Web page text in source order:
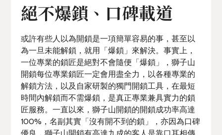
絕不爆鎖、口碑載道
或許有些人以為開鎖是一項簡單容易的事，甚至以
為一旦未能解鎖，就用「爆鎖」來解決。事實上，
一位專業的鎖匠是絕對不會隨便「爆鎖」，獅子山
開鎖每位專業鎖匠一定會用盡全力，以各種專業的
解鎖方法，以及自家研製的獨門開鎖工具，在最短
時間內解鎖而不需爆鎖，是真正專業兼具實力的鎖
匠服務。一直以來，獅子山開鎖的開鎖成功率高達
100%，名副其實「沒有開不到的鎖」，亦因為口碑